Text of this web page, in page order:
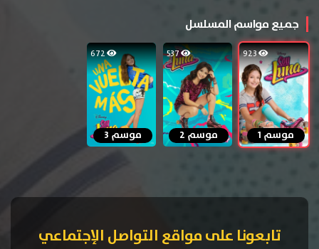
جميع مواسم المسلسل
923
موسم 1
537
موسم 2
672
موسم 3
تابعونا على مواقع التواصل الإجتماعي